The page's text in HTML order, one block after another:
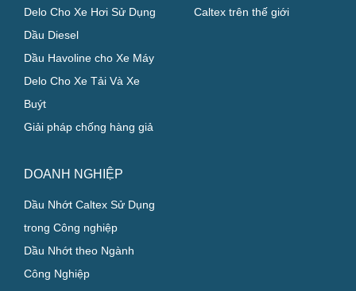
Delo Cho Xe Hơi Sử Dụng
Dầu Diesel
Dầu Havoline cho Xe Máy
Delo Cho Xe Tải Và Xe
Buýt
Giải pháp chống hàng giả
DOANH NGHIỆP
Dầu Nhớt Caltex Sử Dụng
trong Công nghiệp
Dầu Nhớt theo Ngành
Công Nghiệp
Caltex trên thế giới